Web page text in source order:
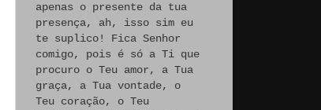
apenas o presente da tua
presença, ah, isso sim eu
te suplico! Fica Senhor
comigo, pois é só a Ti que
procuro o Teu amor, a Tua
graça, a Tua vontade, o
Teu coração, o Teu